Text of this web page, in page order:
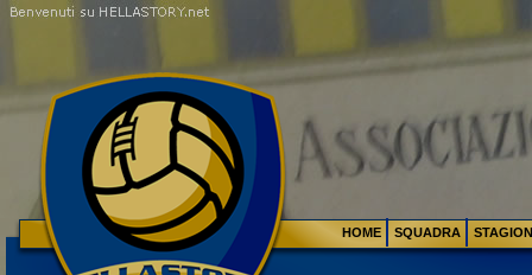
HOME SQUADRA